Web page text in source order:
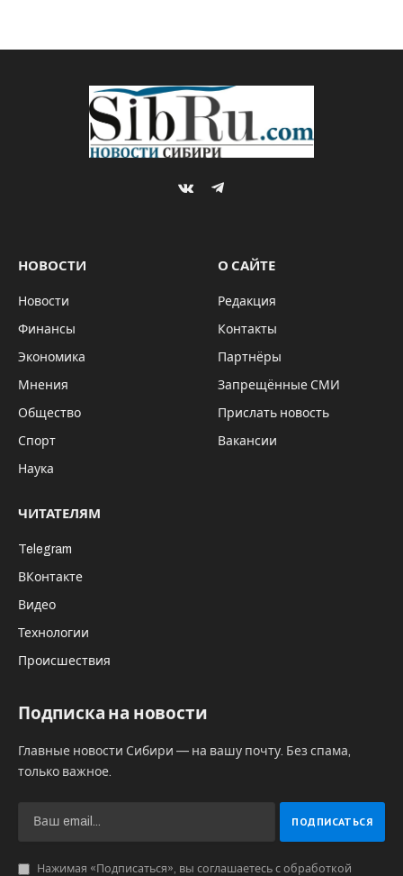
VKontakteTelegram
НОВОСТИ
Новости
Финансы
Экономика
Мнения
Общество
Спорт
Наука
О САЙТЕ
Редакция
Контакты
Партнёры
Запрещённые СМИ
Прислать новость
Вакансии
ЧИТАТЕЛЯМ
Telegram
ВКонтакте
Видео
Технологии
Происшествия
Подписка на новости
Главные новости Сибири — на вашу почту. Без спама,
только важное.
Нажимая «Подписаться», вы соглашаетесь с обработкой